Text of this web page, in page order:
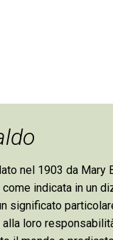
nel 1903 da Mary
come indicata in un
significato
loro